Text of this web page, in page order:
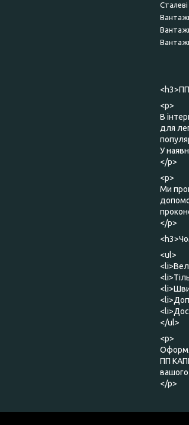
<p>
В
для
У
</p>
<p>
Ми
</p>
<ul>
</ul>
<p>
ПП
вашого
</p>